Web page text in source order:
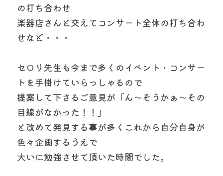
の打ち合わせ
楽器店さんと交えてコンサート全体の打ち合わ
せなど・・・
セロリ先生も今まで多くのイベント・コンサー
トを手掛けていらっしゃるので
提案して下さるご意見が「ん～そうかぁ～その
目線がなかった！！」
と改めて発見する事が多くこれから自分自身が
色々企画するうえで
大いに勉強させて頂いた時間でした。